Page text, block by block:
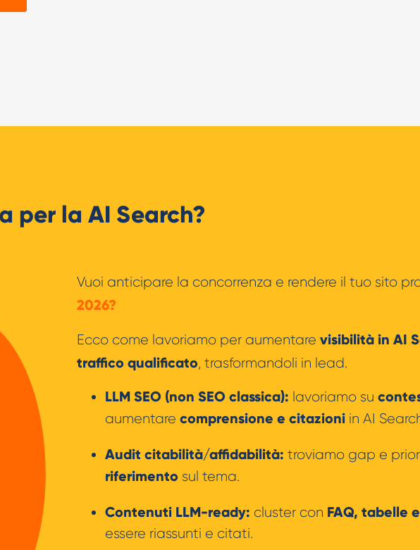
per la AI Search?
Vuoi anticipare la concorrenza e rendere il tuo sito
2026?
Ecco come lavoriamo per aumentare visibilità in AI
traffico qualificato, trasformandoli in lead.
LLM SEO (non SEO classica): lavoriamo su
aumentare comprensione e citazioni in AI
Audit citabilità/affidabilità: troviamo gap e
riferimento sul tema.
Contenuti LLM-ready: cluster con FAQ, tabelle
essere riassunti e citati.